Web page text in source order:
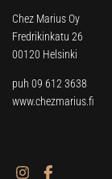
Chez Marius Oy
Fredrikinkatu 26
00120 Helsinki
puh 09 612 3638
www.chezmarius.fi